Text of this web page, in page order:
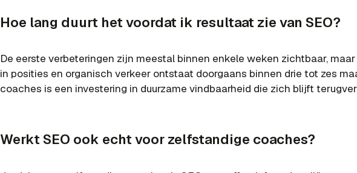
Hoe lang duurt het voordat ik resultaat zie van SEO?
De eerste verbeteringen zijn meestal binnen enkele weken zichtbaar,
in posities en organisch verkeer ontstaat doorgaans binnen drie tot zes
coaches is een investering in duurzame vindbaarheid die zich blijft
Werkt SEO ook echt voor zelfstandige coaches?